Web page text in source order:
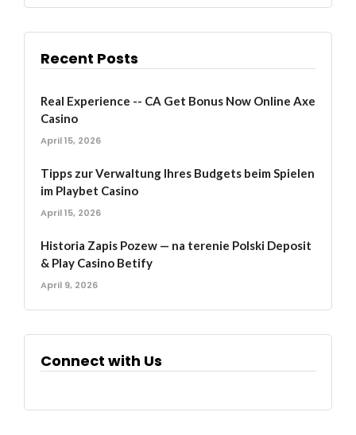
Recent Posts
Real Experience -- CA Get Bonus Now Online Axe
Casino
April 15, 2026
Tipps zur Verwaltung Ihres Budgets beim Spielen
im Playbet Casino
April 15, 2026
Historia Zapis Pozew — na terenie Polski Deposit
& Play Casino Betify
April 9, 2026
Connect with Us